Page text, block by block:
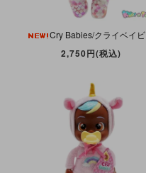
Cry Babies/クライベイビーズ・Tiny Cuddles/タイニーキャドルズ・Stella/ステラ・Dinosaur/恐竜・Doll/ドール・IMC Toys
2,750円(税込)